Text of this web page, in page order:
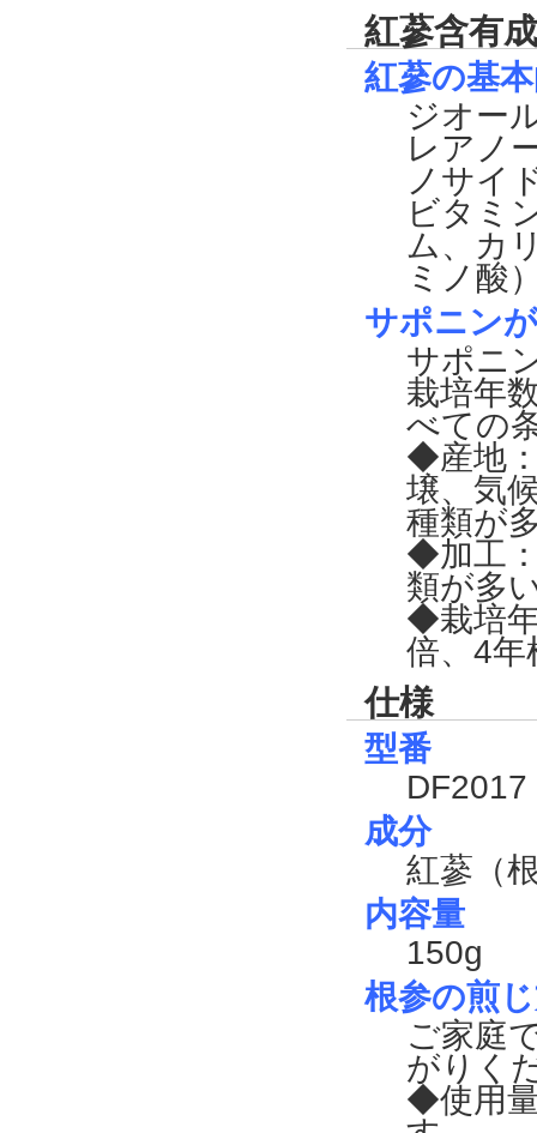
紅蔘含有
紅蔘の基
ジオー
レアノ
ノサイ
ビタミ
ム、カ
ミノ酸
サポニン
サポニ
栽培年
べての
◆産地
壌、気
種類が
◆加工
類が多
◆栽培
倍、4年
仕様
型番
DF2017
成分
紅蔘（
内容量
150g
根参の煎
ご家庭
がりく
◆使用